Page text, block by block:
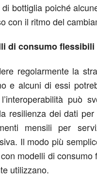
bottiglia poiché
con il ritmo del
di consumo flessibili
regolarmente la
e alcuni di essi
può
resilienza dei dati
mensili per
Il modo più
modelli di
utilizzano.